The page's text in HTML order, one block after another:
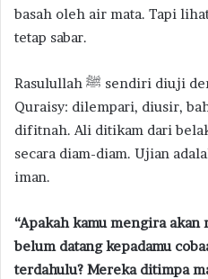
basah oleh air mata. Tapi
tetap sabar.
Rasulullah ﷺ sendiri diuji dengan kebengisan kafir
Quraisy: dilempari, diusir,
difitnah. Ali ditikam dari
secara diam-diam. Ujian
iman.
“Apakah kamu mengira akan
belum datang kepadamu
terdahulu? Mereka ditimpa